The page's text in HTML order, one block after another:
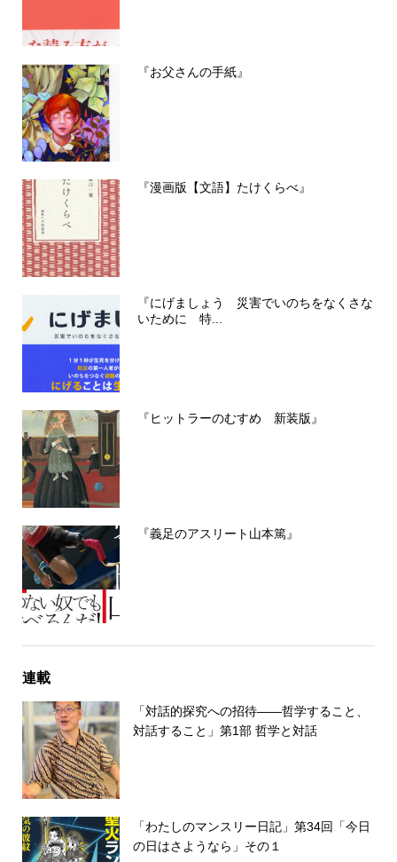
『お父さんの手紙』
『漫画版【文語】たけくらべ』
『にげましょう 災害でいのちをなくさな
いために 特...
『ヒットラーのむすめ 新装版』
『義足のアスリート山本篤』
連載
「対話的探究への招待――哲学すること、
対話すること」第1部 哲学と対話
「わたしのマンスリー日記」第34回「今日
の日はさようなら」その１